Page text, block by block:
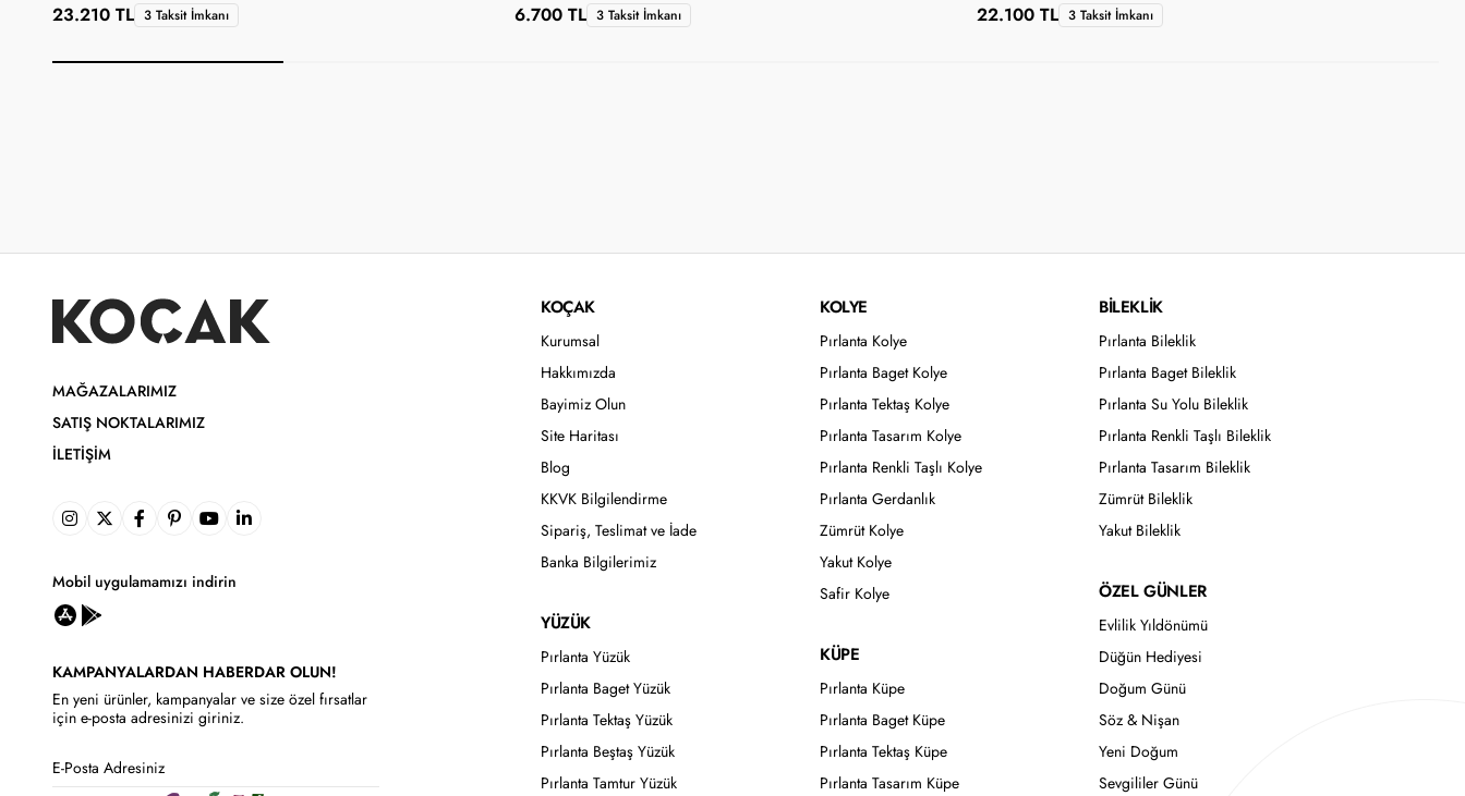
23.210 TL 3 Taksit İmkanı 6.700 TL 3 Taksit İmkanı 22.100 TL 3 Taksit İmkanı
MAĞAZALARIMIZ
SATIŞ NOKTALARIMIZ
İLETIŞIM
Mobil uygulamamızı indirin
KAMPANYALARDAN HABERDAR OLUN!
En yeni ürünler, kampanyalar ve size özel fırsatlar
için e-posta adresinizi giriniz.
KOÇAK
Kurumsal
Hakkımızda
Bayimiz Olun
Site Haritası
Blog
KKVK Bilgilendirme
Sipariş, Teslimat ve İade
Banka Bilgilerimiz
YÜZÜK
Pırlanta Yüzük
Pırlanta Baget Yüzük
Pırlanta Tektaş Yüzük
Pırlanta Beştaş Yüzük
Pırlanta Tamtur Yüzük
KOLYE
Pırlanta Kolye
Pırlanta Baget Kolye
Pırlanta Tektaş Kolye
Pırlanta Tasarım Kolye
Pırlanta Renkli Taşlı Kolye
Pırlanta Gerdanlık
Zümrüt Kolye
Yakut Kolye
Safir Kolye
KÜPE
Pırlanta Küpe
Pırlanta Baget Küpe
Pırlanta Tektaş Küpe
Pırlanta Tasarım Küpe
BİLEKLİK
Pırlanta Bileklik
Pırlanta Baget Bileklik
Pırlanta Su Yolu Bileklik
Pırlanta Renkli Taşlı Bileklik
Pırlanta Tasarım Bileklik
Zümrüt Bileklik
Yakut Bileklik
ÖZEL GÜNLER
Evlilik Yıldönümü
Düğün Hediyesi
Doğum Günü
Söz & Nişan
Yeni Doğum
Sevgililer Günü